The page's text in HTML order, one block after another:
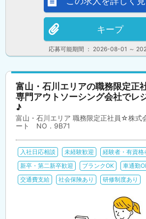
応募可能期間 ： 2026-08-01 ～
キープ
富山・石川エリアの職務限定正
専門アウトソーシング会社でレ
♪
富山・石川エリア 職務限定正社員☆株式
ート NO．9B71
入社日応相談 未経験歓迎
経験者・有資格
新卒・第二新卒歓迎
ブランクOK 車通勤
交通費支給
社会保険あり 研修制度あり